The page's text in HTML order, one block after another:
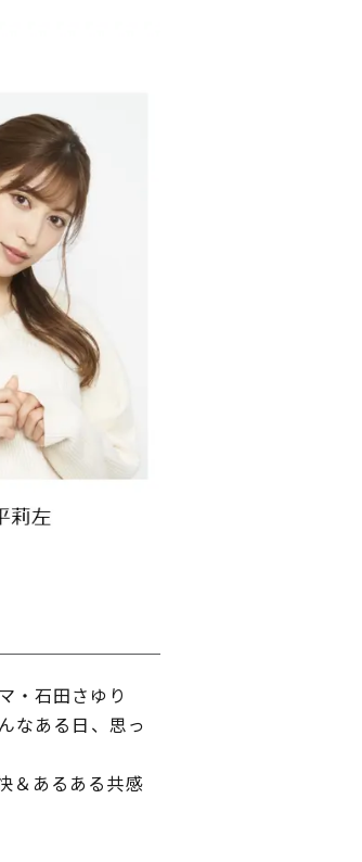
・石田さゆり
なある日、思っ
＆あるある共感